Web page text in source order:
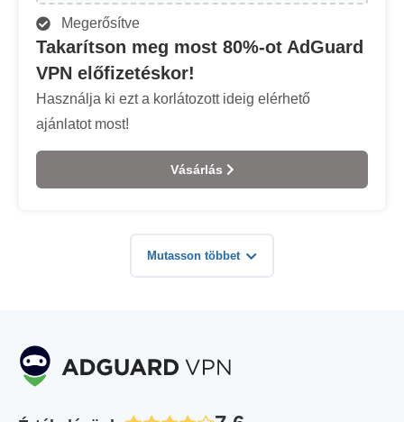
Megerősítve
Takarítson meg most 80%-ot AdGuard
VPN előfizetéskor!
Használja ki ezt a korlátozott ideig elérhető
ajánlatot most!
Vásárlás
Mutasson többet